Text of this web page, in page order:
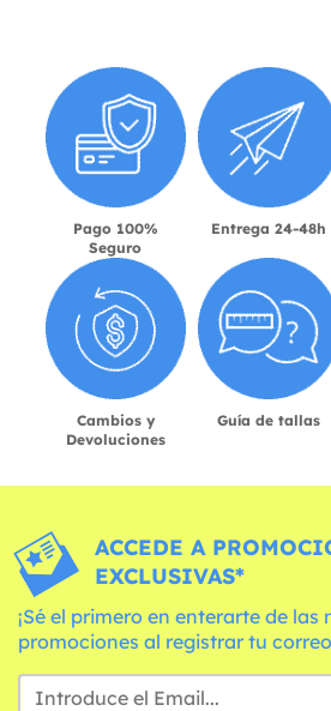
Pago 100%
Seguro
Entrega 24-48h
Cambios y
Devoluciones
Guía de tallas
ACCEDE A
EXCLUSIVAS*
¡Sé el primero en enterarte de las
promociones al registrar tu